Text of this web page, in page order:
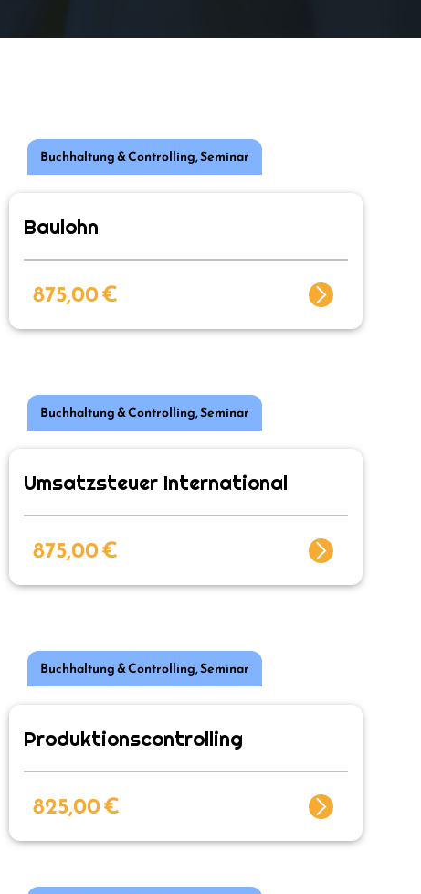
Buchhaltung & Controlling,Seminar
Baulohn
875,00€
Buchhaltung & Controlling,Seminar
Umsatzsteuer International
875,00€
Buchhaltung & Controlling,Seminar
Produktionscontrolling
825,00€